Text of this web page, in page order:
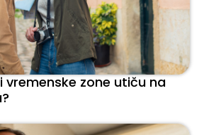
vremenske zone utiču na